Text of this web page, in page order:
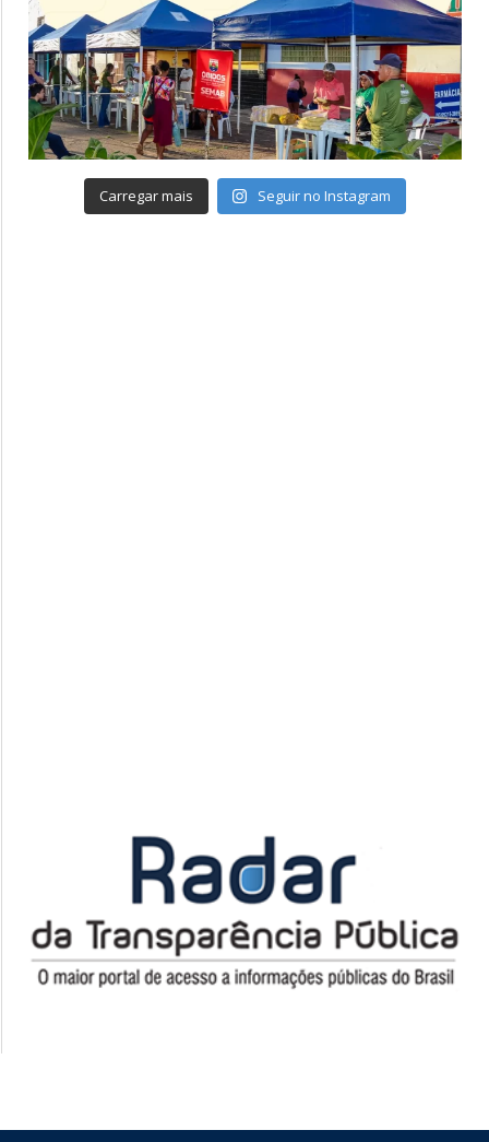
Carregar mais Seguir no Instagram